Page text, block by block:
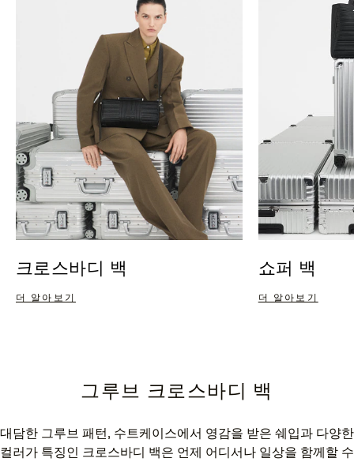
크로스바디 백
더 알아보기
쇼퍼 백
더 알아보기
그루브 크로스바디 백
대담한 그루브 패턴, 수트케이스에서 영감을 받은 쉐입과 다양한
컬러가 특징인 크로스바디 백은 언제 어디서나 일상을 함께할 수